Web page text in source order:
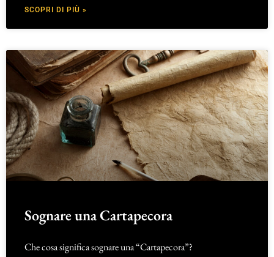
SCOPRI DI PIÙ »
Sognare una Cartapecora
Che cosa significa sognare una “Cartapecora”?